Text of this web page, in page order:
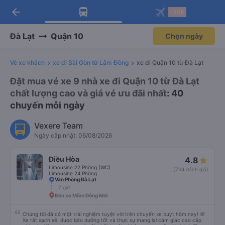
Tải app Vexere ngay!
Nhận ưu đãi thành viên độc
Mở app
Tải app Vexere
-30k/ghế khi đặt vé máy bay qua
Mở app
arrow_back
Đà Lạt Quận 10 Chọn ngày
Vé xe khách xe đi Sài Gòn từ Lâm Đồng xe đi Quận 10 từ Đà Lạt
Đặt mua vé xe 9 nhà xe đi Quận 10 từ Đà Lạt
chất lượng cao và giá vé ưu đãi nhất: 40
chuyến mỗi ngày
Vexere Team
Ngày cập nhật: 06/08/2026
Điều Hòa
Limousine 22 Phòng (WC)
Limousine 24 Phòng
4.8
(734 đánh giá)
Văn Phòng Đà Lạt
7 giờ
Bến xe Miền Đông Mới
Chúng tôi đã có một trải nghiệm tuyệt vời trên chuyến xe buýt hôm nay! 💯
Xe rất sạch sẽ, được bảo dưỡng tốt và thực sự mang lại cảm giác cao cấp